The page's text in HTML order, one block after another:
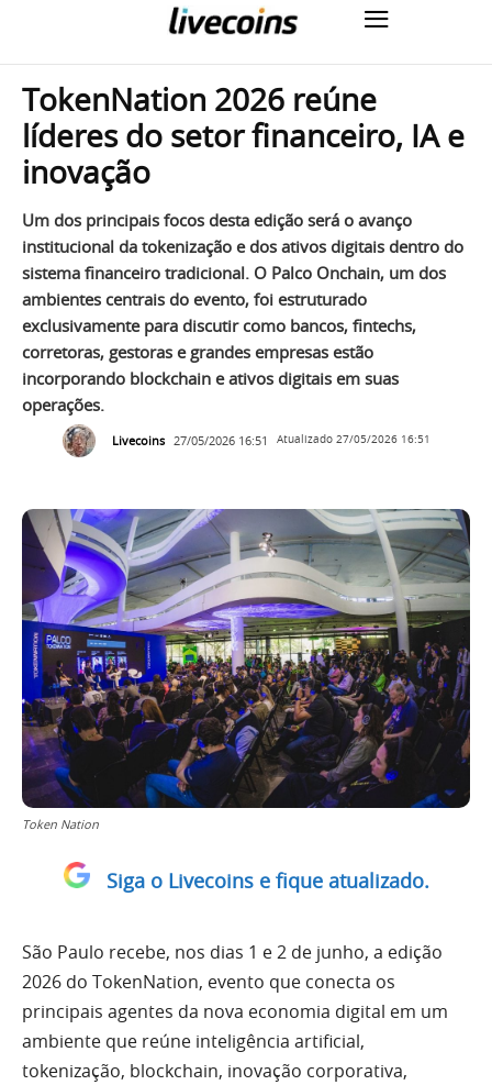
TokenNation 2026 reúne
líderes do setor financeiro, IA e
inovação
Um dos principais focos desta edição será o avanço
institucional da tokenização e dos ativos digitais dentro do
sistema financeiro tradicional. O Palco Onchain, um dos
ambientes centrais do evento, foi estruturado
exclusivamente para discutir como bancos, fintechs,
corretoras, gestoras e grandes empresas estão
incorporando blockchain e ativos digitais em suas
operações.
Livecoins 27/05/2026 16:51 Atualizado 27/05/2026 16:51
Token Nation
Siga o Livecoins e fique atualizado.
São Paulo recebe, nos dias 1 e 2 de junho, a edição
2026 do TokenNation, evento que conecta os
principais agentes da nova economia digital em um
ambiente que reúne inteligência artificial,
tokenização, blockchain, inovação corporativa,